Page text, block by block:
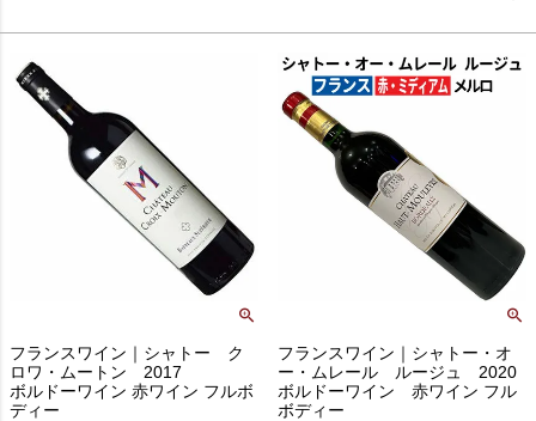
フランスワイン｜シャトー ク
ロワ・ムートン 2017
ボルドーワイン 赤ワイン フルボ
ディー
フランスワイン｜シャトー・オ
ー・ムレール ルージュ 2020
ボルドーワイン 赤ワイン フル
ボディー